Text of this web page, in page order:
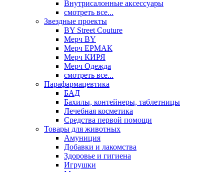
Внутрисалонные аксессуары
смотреть все...
Звездные проекты
BY Street Couture
Мерч BY
Мерч ЕРМАК
Мерч КИРЯ
Мерч Одежда
смотреть все...
Парафармацевтика
БАД
Бахилы, контейнеры, таблетницы
Лечебная косметика
Средства первой помощи
Товары для животных
Амуниция
Добавки и лакомства
Здоровье и гигиена
Игрушки